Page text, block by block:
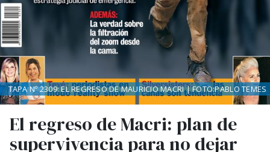
El regreso de Macri: plan de
supervivencia para no dejar
TAPA Nº 2309: EL REGRESO DE MAURICIO MACRI | FOTO:PABLO TEMES